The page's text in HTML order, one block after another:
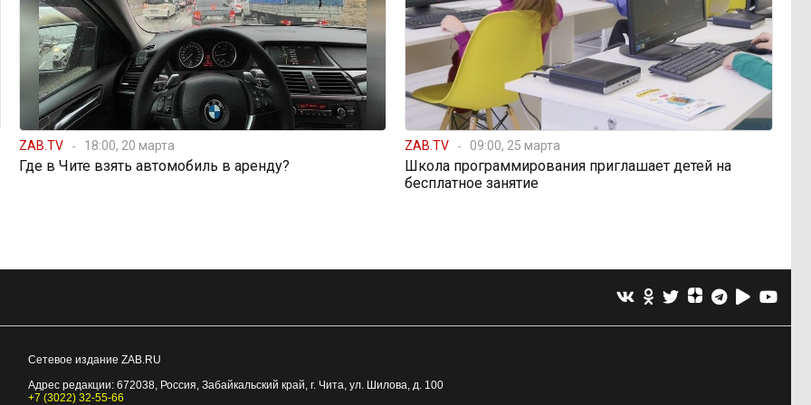
ZAB.TV 18:00, 20 марта
Где в Чите взять автомобиль в аренду?
ZAB.TV 09:00, 25 марта
Школа программирования приглашает детей на
бесплатное занятие
Сетевое издание ZAB.RU
Адрес редакции: 672038, Россия, Забайкальский край, г. Чита, ул. Шилова, д. 100
+7 (3022) 32-55-66